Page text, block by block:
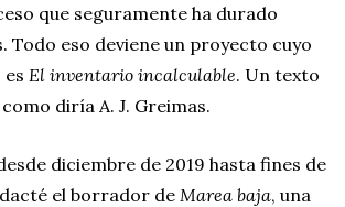
que seguramente ha durado
Todo eso deviene un proyecto cuyo
El inventario incalculable. Un texto
diría A. J. Greimas.
diciembre de 2019 hasta fines de
el borrador de Marea baja, una